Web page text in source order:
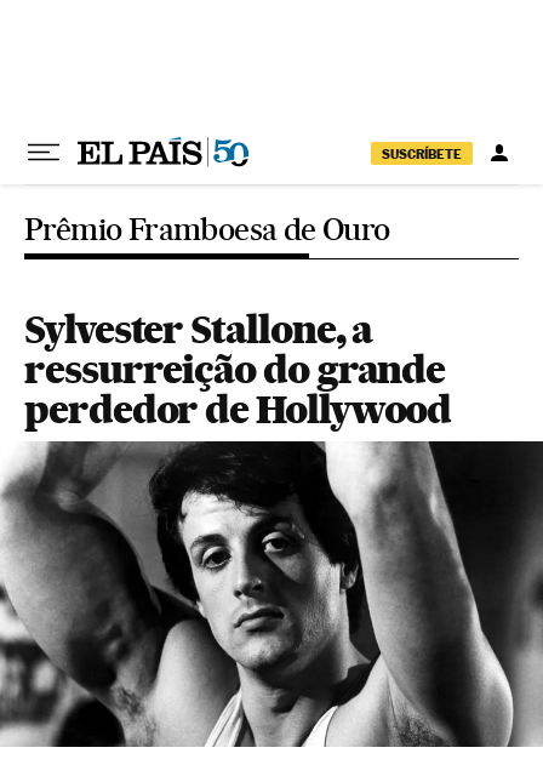
SUSCRÍBETE
Prêmio Framboesa de Ouro
Sylvester Stallone, a
ressurreição do grande
perdedor de Hollywood